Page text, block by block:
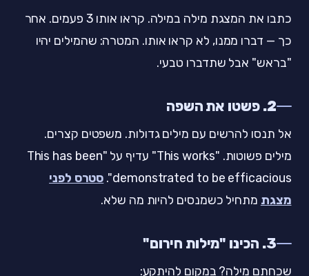
כתבו את המצגת מילה במילה. קראו אותו 3 פעמים. אחר
כך — דברו ממנו, לא קראו אותו. המטרה: שהמילים יהיו
"בראש" אבל שתדברו טבעי.
2. פשטו את השפה
אל תנסו להרשים עם מילים גדולות. משפטים קצרים.
מילים פשוטות. "This works" עדיף על "This has been
demonstrated to be efficacious".
סטרס לפני
מצגת מתחיל כשמנסים להיות מה שלא.
3. הכינו "מילות חירום"
שכחתם מילה? במקום להיתקע: